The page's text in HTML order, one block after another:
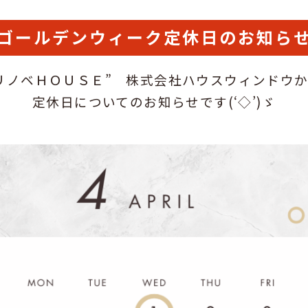
ールデンウィーク定休日のお知ら
ノベＨＯＵＳＥ” 株式会社ハウスウィンドウ
定休日についてのお知らせです(‘◇’)ゞ